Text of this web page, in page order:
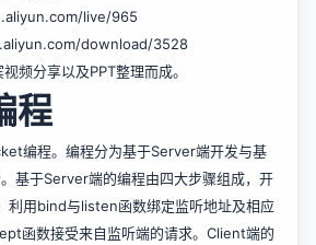
live/965
download/3528
频分享以及PPT整理而成。
程
编程。编程分为基于Server端开发与基
基于Server端的编程由四大步骤组成，开
利用bind与listen函数绑定监听地址及相应
函数接受来自监听端的请求。Client端的